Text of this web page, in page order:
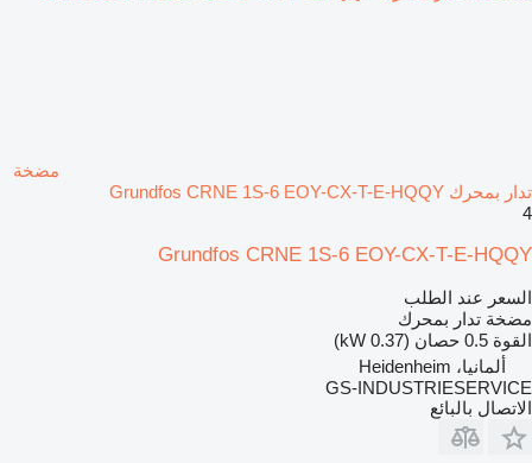
مضخة
تدار بمحرك Grundfos CRNE 1S-6 EOY-CX-T-E-HQQY
4
Grundfos CRNE 1S-6 EOY-CX-T-E-HQQY
السعر عند الطلب
مضخة تدار بمحرك
القوة 0.5 حصان (0.37 kW)
ألمانيا، Heidenheim
GS-INDUSTRIESERVICE
الاتصال بالبائع